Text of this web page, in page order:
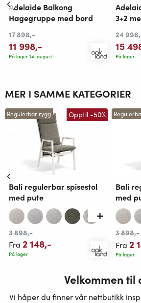
Adelaide Balkong
Hagegruppe med bord
17 898,-
11 998,-
På lager 14. august
3+2
24 998
15
På lager
MER I SAMME KATEGORIER
Regulerbar rygg Opptil -50%
Bali regulerbar spisestol
med pute
3 898,-
Fra 2 148,-
På lager
Bali
med
3 898,-
Fra 2
På lager
Velkommen til
Vi håper du finner vår nettbutikk